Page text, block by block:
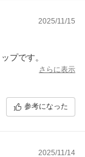
2025/11/15
プです。
さらに表示
参考になった
2025/11/14